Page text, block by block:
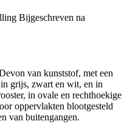
Bijgeschreven na
van kunststof, met een
grijs, zwart en wit, en in
in ovale en rechthoekige
oppervlakten blootgesteld
van buitengangen.